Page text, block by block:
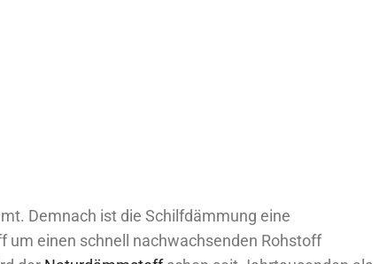
Demnach ist die Schilfdämmung eine
einen schnell nachwachsenden Rohstoff